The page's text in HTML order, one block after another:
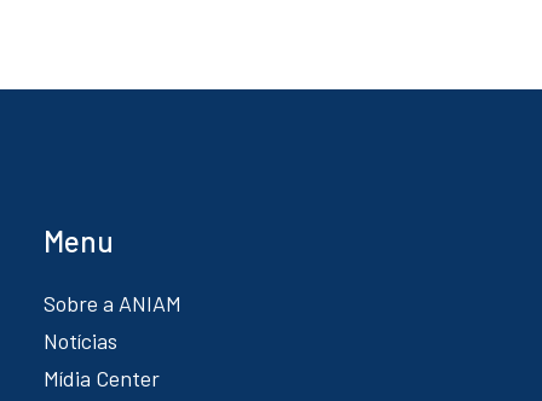
Menu
Sobre a ANIAM
Notícias
Mídia Center